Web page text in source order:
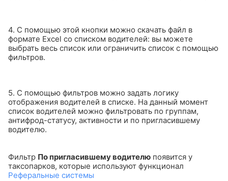
4. С помощью этой кнопки можно скачать файл в
формате Exсel со списком водителей: вы можете
выбрать весь список или ограничить список с помощью
фильтров.
5. С помощью фильтров можно задать логику
отображения водителей в списке. На данный момент
список водителей можно фильтровать по группам,
антифрод-статусу, активности и по пригласившему
водителю.
Фильтр По пригласившему водителю появится у
таксопарков, которые используют функционал
Реферальные системы